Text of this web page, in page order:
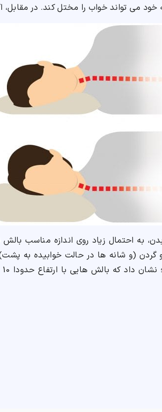
خود می تواند خواب را مختل کند. در
و گردن (و شانه ها در حالت خوابیده به